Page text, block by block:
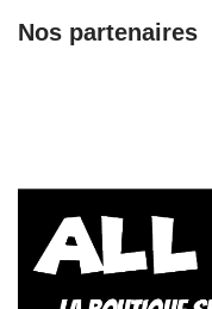
Nos partenaires